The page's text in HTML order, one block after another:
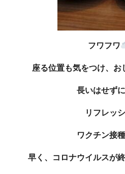
フワフワ
座る位置も気をつけ、お
長いはせず
リフレッ
ワクチン接
早く、コロナウイルスが